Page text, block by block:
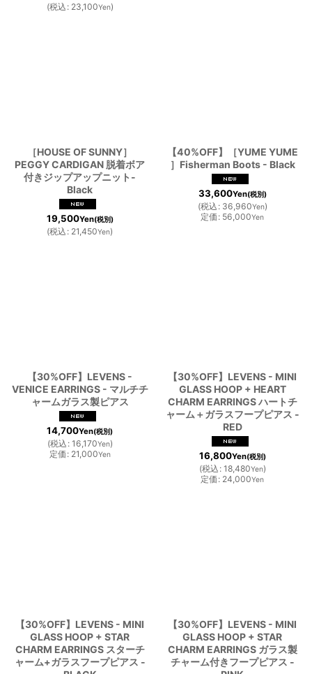
(税込 : 23,100Yen)
［HOUSE OF SUNNY］
PEGGY CARDIGAN 脱着ボア
付きジップアップニット-
Black
19,500Yen(税別)
(税込 : 21,450Yen)
【40%OFF】［YUME YUME
］Fisherman Boots - Black
33,600Yen(税別)
(税込 : 36,960Yen)
定価 : 56,000Yen
【30%OFF】LEVENS -
VENICE EARRINGS - マルチチ
ャームガラス製ピアス
14,700Yen(税別)
(税込 : 16,170Yen)
定価 : 21,000Yen
【30%OFF】LEVENS - MINI
GLASS HOOP + HEART
CHARM EARRINGS ハートチ
ャーム＋ガラスフープピアス -
RED
16,800Yen(税別)
(税込 : 18,480Yen)
定価 : 24,000Yen
【30%OFF】LEVENS - MINI
GLASS HOOP + STAR
CHARM EARRINGS スターチ
ャーム+ガラスフープピアス -
【30%OFF】LEVENS - MINI
GLASS HOOP + STAR
CHARM EARRINGS ガラス製
チャーム付きフープピアス -